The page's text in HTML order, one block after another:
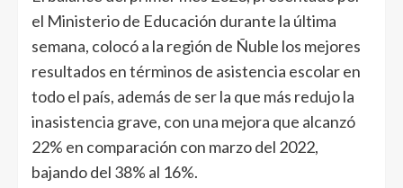
el Ministerio de Educación durante la última
semana, colocó a la región de Ñuble los mejores
resultados en términos de asistencia escolar en
todo el país, además de ser la que más redujo la
inasistencia grave, con una mejora que alcanzó
22% en comparación con marzo del 2022,
bajando del 38% al 16%.